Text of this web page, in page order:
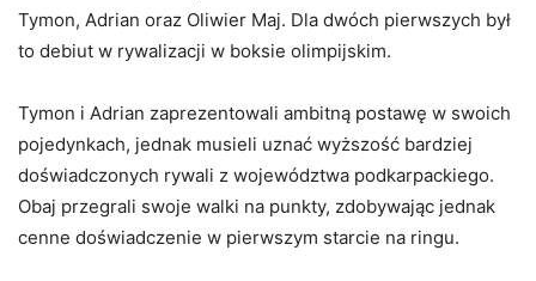
Tymon, Adrian oraz Oliwier Maj. Dla dwóch pierwszych był
to debiut w rywalizacji w boksie olimpijskim.
Tymon i Adrian zaprezentowali ambitną postawę w swoich
pojedynkach, jednak musieli uznać wyższość bardziej
doświadczonych rywali z województwa podkarpackiego.
Obaj przegrali swoje walki na punkty, zdobywając jednak
cenne doświadczenie w pierwszym starcie na ringu.